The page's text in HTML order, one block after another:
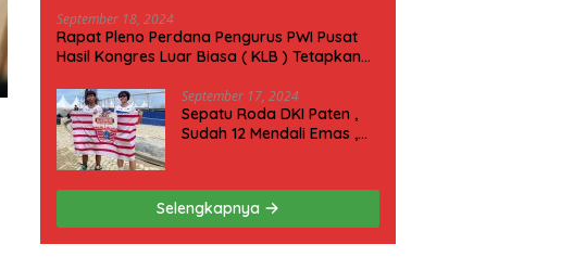
September 18, 2024
Rapat Pleno Perdana Pengurus PWI Pusat
Hasil Kongres Luar Biasa ( KLB ) Tetapkan
September 17, 2024
Sepatu Roda DKI Paten ,
Sudah 12 Mendali Emas ,
Selengkapnya